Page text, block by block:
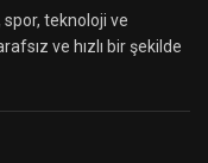
teknoloji ve
ve hızlı bir şekilde